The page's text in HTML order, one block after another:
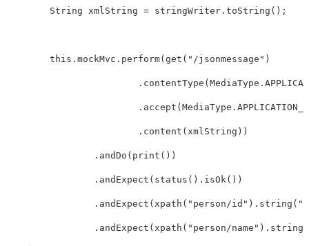
String xmlString = stringWriter . toString ( ) ;
this . mockMvc . perform( get ( "/jsonmessage" )
. contentType ( MediaType .
. accept ( MediaType .
. content ( xmlString ) )
. andDo ( print ( ) )
. andExpect ( status ( ) . isOk( ) )
. andExpect ( xpath ( "person/id" ) . string (
. andExpect ( xpath ( "person/name" ) . string